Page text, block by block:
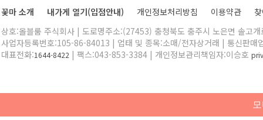
꽃마 소개 내가게 열기(입점안내) 개인정보처리방침 이용약관
상호:올블룸 주식회사 | 도로명주소:(27453) 충청북도 충주시 노은면 솔고
사업자등록번호:105-86-84013 | 업태 및 종목:소매/전자상거래 | 통신판매
대표전화:1644-8422 | 팩스:043-853-3384 | 개인정보관리책임자:이승호